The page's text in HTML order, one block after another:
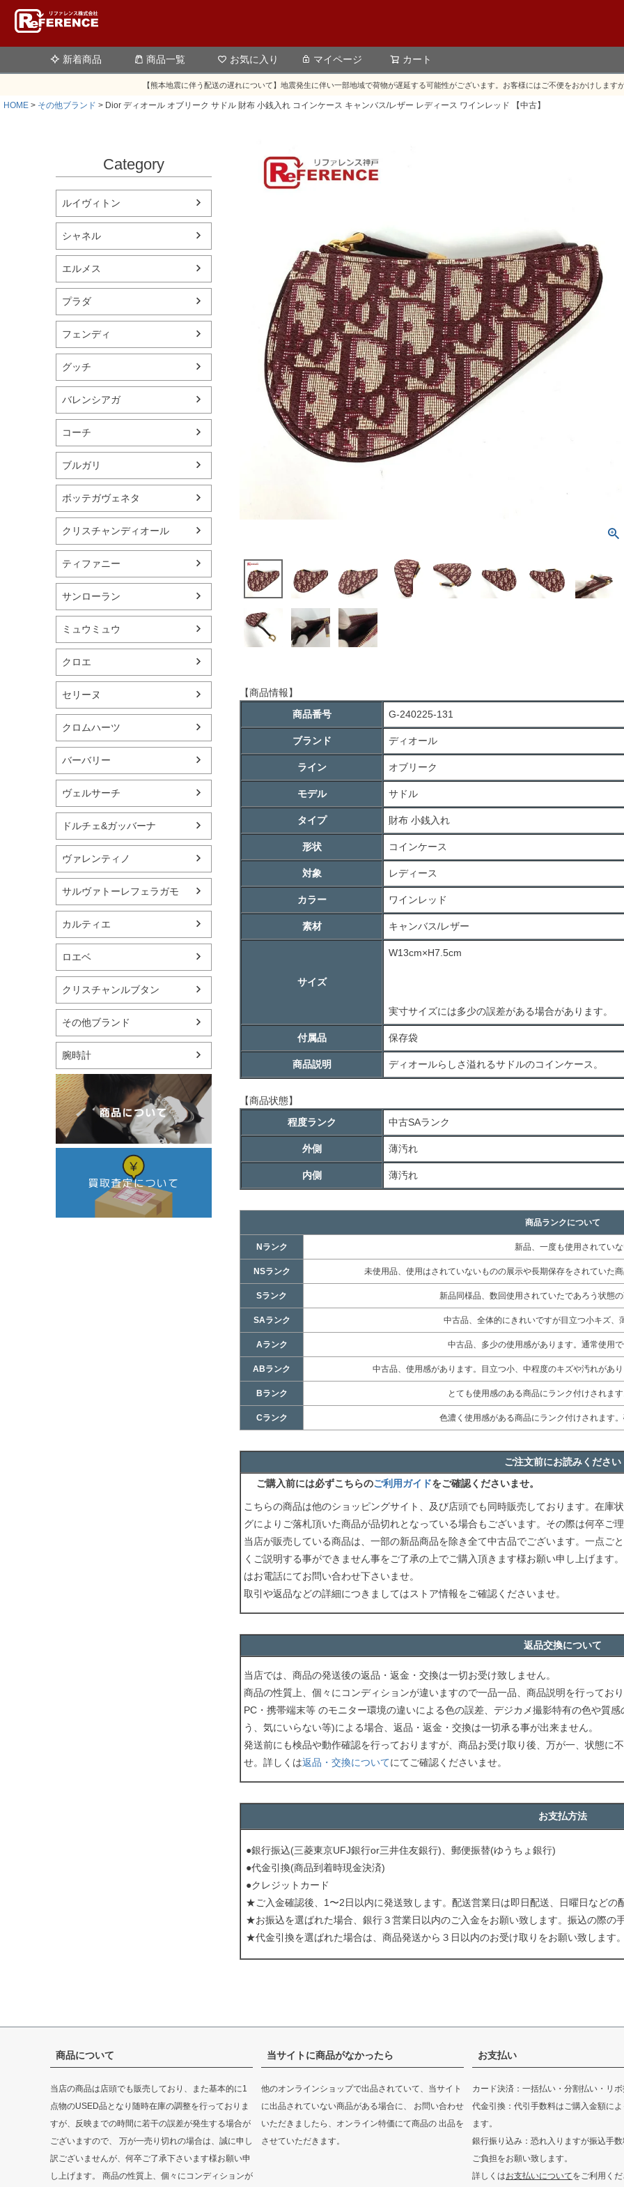
新着商品 商品一覧 お気に入り マイページ カート
【熊本地震に伴う配送の遅れについて】地震発生に伴い一部地域で荷物が遅延する可能性がございます。お客様にはご不便をおかけします
HOME その他ブランド Dior ディオール オブリーク サドル 財布 小銭入れ コインケース キャンバス/レザー レディース ワインレッド 【中古】
Category
ルイヴィトン
シャネル
エルメス
プラダ
フェンディ
グッチ
バレンシアガ
コーチ
ブルガリ
ボッテガヴェネタ
クリスチャンディオール
ティファニー
サンローラン
ミュウミュウ
クロエ
セリーヌ
クロムハーツ
バーバリー
ヴェルサーチ
ドルチェ&ガッバーナ
ヴァレンティノ
サルヴァトーレフェラガモ
カルティエ
ロエベ
クリスチャンルブタン
その他ブランド
腕時計
【商品情報】
商品番号
G-240225-131
ブランド ディオール
ライン オブリーク
モデル サドル
タイプ 財布 小銭入れ
形状 コインケース
対象 レディース
カラー ワインレッド
素材 キャンバス/レザー
サイズ
W13cm×H7.5cm
実寸サイズには多少の誤差がある場合があります。
付属品 保存袋
商品説明 ディオールらしさ溢れるサドルのコインケース。
【商品状態】
程度ランク
中古SAランク
外側 薄汚れ
内側 薄汚れ
商品ランクについて
Nランク 新品、一度も使用されていな
NSランク 未使用品、使用はされていないものの展示や長期保存をされていた
Sランク 新品同様品、数回使用されていたであろう状態
SAランク 中古品、全体的にきれいですが目立つ小キズ、
Aランク 中古品、多少の使用感があります。通常使用
ABランク 中古品、使用感があります。目立つ小、中程度のキズや汚れがあ
Bランク とても使用感のある商品にランク付けされま
Cランク 色濃く使用感がある商品にランク付けされます
ご注文前にお読みください
ご購入前には必ずこちらのご利用ガイドをご確認くださいませ。
こちらの商品は他のショッピングサイト、及び店頭でも同時販売しております。在庫
グによりご落札頂いた商品が品切れとなっている場合もございます。その際は何卒ご
当店が販売している商品は、一部の新品商品を除き全て中古品でございます。一点ご
くご説明する事ができません事をご了承の上でご購入頂きます様お願い申し上げます
はお電話にてお問い合わせ下さいませ。
取引や返品などの詳細につきましてはストア情報をご確認くださいませ。
返品交換について
当店では、商品の発送後の返品・返金・交換は一切お受け致しません。
商品の性質上、個々にコンディションが違いますので一品一品、商品説明を行っており
PC・携帯端末等 のモニター環境の違いによる色の誤差、デジカメ撮影特有の色や質
う、気にいらない等)による場合、返品・返金・交換は一切承る事が出来ません。
発送前にも検品や動作確認を行っておりますが、商品お受け取り後、万が一、状態に
せ。詳しくは返品・交換についてにてご確認くださいませ。
お支払方法
●銀行振込(三菱東京UFJ銀行or三井住友銀行)、郵便振替(ゆうちょ銀行)
●代金引換(商品到着時現金決済)
●クレジットカード
★ご入金確認後、1〜2日以内に発送致します。配送営業日は即日配送、日曜日などの
★お振込を選ばれた場合、銀行３営業日以内のご入金をお願い致します。振込の際の
★代金引換を選ばれた場合は、商品発送から３日以内のお受け取りをお願い致します。
商品について
当店の商品は店頭でも販売しており、また基本的に1
点物のUSED品となり随時在庫の調整を行っておりま
すが、反映までの時間に若干の誤差が発生する場合が
ございますので、 万が一売り切れの場合は、誠に申し
訳ございませんが、何卒ご了承下さいます様お願い申
し上げます。 商品の性質上、個々にコンディションが
当サイトに商品がなかったら
他のオンラインショップで出品されていて、当サイト
に出品されていない商品がある場合に、 お問い合わせ
いただきましたら、オンライン特価にて商品の 出品を
させていただきます。
お支払い
カード決済：一括払い・分割払い・リ
代金引換：代引手数料はご購入金額によ
ます。
銀行振り込み：恐れ入りますが振込手
ご負担をお願い致します。
詳しくはお支払いについてをご利用くだ